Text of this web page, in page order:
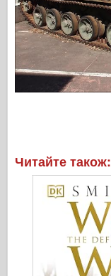
Читайте також: